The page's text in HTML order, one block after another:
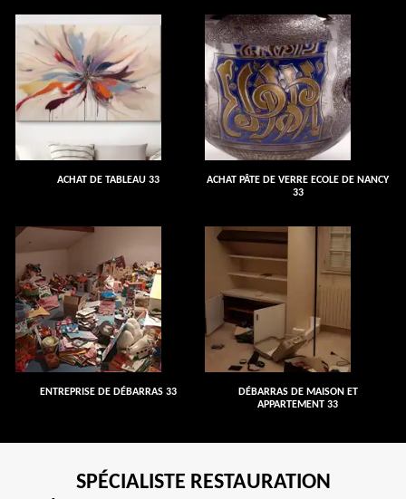
ACHAT DE TABLEAU 33
ACHAT PÂTE DE VERRE ECOLE DE NANCY
33
ENTREPRISE DE DÉBARRAS 33
DÉBARRAS DE MAISON ET
APPARTEMENT 33
SPÉCIALISTE RESTAURATION